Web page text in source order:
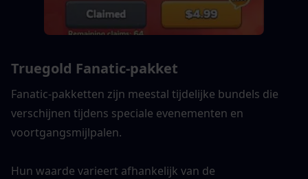
Truegold Fanatic-pakket
Fanatic-pakketten zijn meestal tijdelijke bundels die
verschijnen tijdens speciale evenementen en
voortgangsmijlpalen.
Hun waarde varieert afhankelijk van de